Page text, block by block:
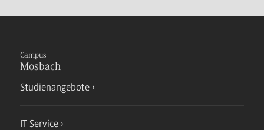
Campus
Mosbach
Studienangebote
IT Service